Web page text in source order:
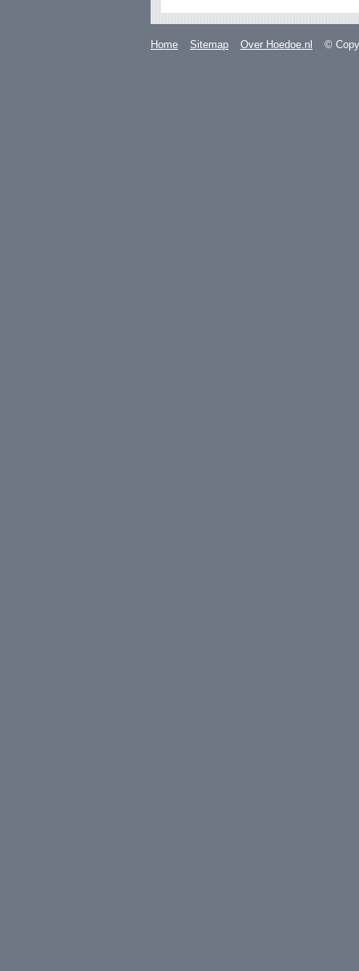
Home Sitemap Over Hoedoe.nl ©